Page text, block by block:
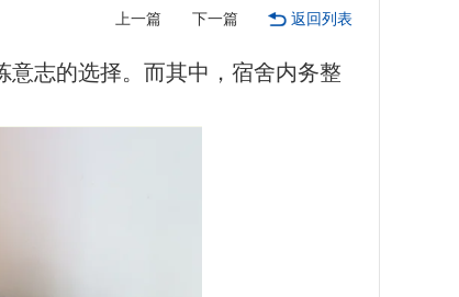
上一篇 下一篇 返回列表
志的选择。而其中，宿舍内务整